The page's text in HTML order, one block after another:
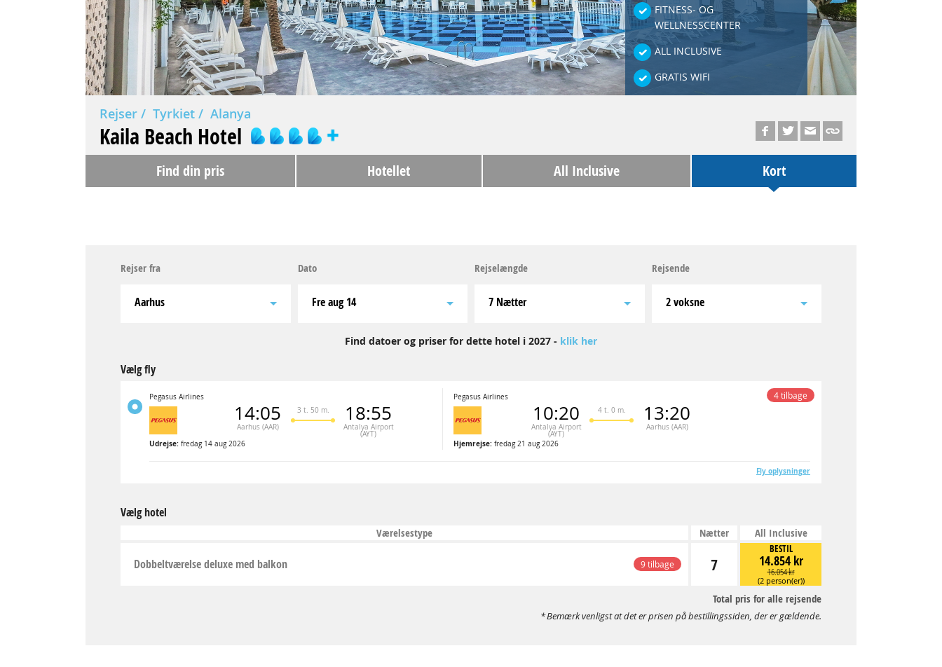
FITNESS- OG
WELLNESSCENTER
ALL INCLUSIVE
GRATIS WIFI
Rejser Tyrkiet Alanya
Kaila Beach Hotel
Find din pris Hotellet All Inclusive Kort
Rejser fra
Aarhus
Dato
fre aug 14
Rejselængde
7 Nætter
Rejsende
2 voksne
Find datoer og priser for dette hotel i 2027 - klik her
Vælg fly
Pegasus Airlines
14:05
Aarhus (AAR)
3 t. 50 m. 18:55
Antalya Airport
(AYT)
Udrejse: fredag 14 aug 2026
Pegasus Airlines
10:20
Antalya Airport
(AYT)
4 t. 0 m. 13:20
Aarhus (AAR)
Hjemrejse: fredag 21 aug 2026
4 tilbage
Fly oplysninger
Vælg hotel
Værelsestype Nætter All Inclusive
9 tilbage
Dobbeltværelse deluxe med balkon 7
BESTIL
14.854 kr
16.054 kr
(2 person(er))
Total pris for alle rejsende
Bemærk venligst at det er prisen på bestillingssiden, der er gældende.